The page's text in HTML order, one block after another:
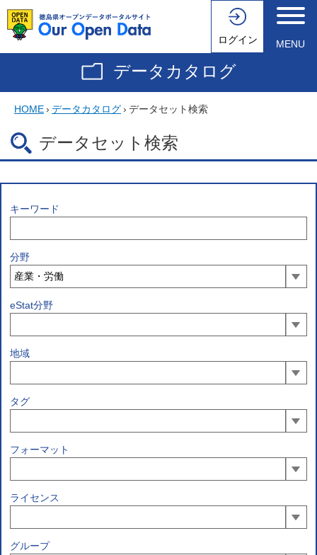
ログイン MENU
データカタログ
HOME› データカタログ› データセット検索
データセット検索
キーワード
分野
eStat分野
地域
タグ
フォーマット
ライセンス
グループ